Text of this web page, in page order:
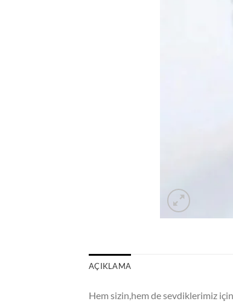
AÇIKLAMA
Hem sizin,hem de sevdiklerimiz için